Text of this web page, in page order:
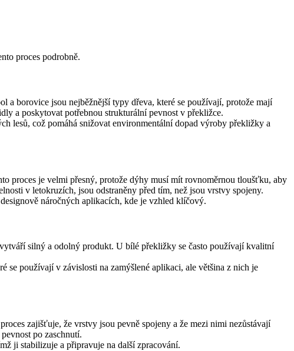
proces podrobně.
borovice jsou nejběžnější typy dřeva, které se používají, protože mají
a poskytovat potřebnou strukturální pevnost v překližce.
lesů, což pomáhá snižovat environmentální dopad výroby překližky a
proces je velmi přesný, protože dýhy musí mít rovnoměrnou tloušťku, aby
v letokruzích, jsou odstraněny před tím, než jsou vrstvy spojeny.
náročných aplikacích, kde je vzhled klíčový.
silný a odolný produkt. U bílé překližky se často používají kvalitní
se používají v závislosti na zamýšlené aplikaci, ale většina z nich je
zajišťuje, že vrstvy jsou pevně spojeny a že mezi nimi nezůstávají
po zaschnutí.
ji stabilizuje a připravuje na další zpracování.